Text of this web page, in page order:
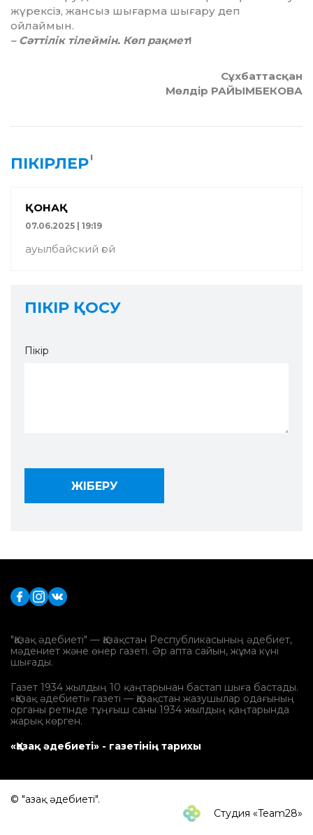
жүрексіз, жансыз шығарма шығару деп
ойлаймын.
– Сәттілік тілеймін. Көп рақмет!
Сұхбаттасқан
Мөлдір РАЙЫМБЕКОВА
ПІКІРЛЕР1
ҚОНАҚ
07.06.2025 | 19:19
ауылбайский ғой
ПІКІР ҚОСУ
Пікір
"Қазақ әдебиеті" — Қазақстан Республикасының әдебиет,
мәдениет және өнер газеті. Әр апта сайын, жұма күні
шығады.
Газет 1934 жылдың 10 қаңтарынан бастап шыға бастады.
«Қазақ әдебиеті» газеті — Қазақстан жазушылар одағының
органы ретінде тұңғыш саны 1934 жылдың қаңтарында
жарық көрген.
«Қазақ әдебиеті» - газетінің тарихы
© "Қазақ әдебиеті".
Студия «Team28»